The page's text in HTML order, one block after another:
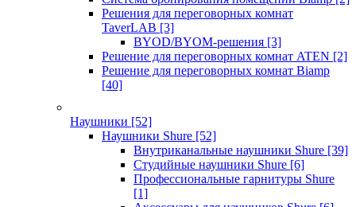
Решения для переговорных комнат
TaverLAB [3]
BYOD/BYOM-решения [3]
Решение для переговорных комнат ATEN [2]
Решение для переговорных комнат Biamp
[40]
Наушники [52]
Наушники Shure [52]
Внутриканальные наушники Shure [39]
Студийные наушники Shure [6]
Профессиональные гарнитуры Shure
[1]